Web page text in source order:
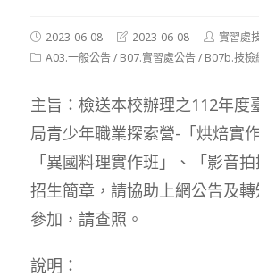
Post
published:
2023-06-08
Post
modified:
2023-06-08
Post
author:
實習處
PostA03.一般公告/ B07.實習處公告/ B07b.技檢
主旨：檢送本校辦理之112年度
局青少年職業探索營-「烘焙實
「異國料理實作班」、「影音拍
招生簡章，請協助上網公告及
參加，請查照。
說明：